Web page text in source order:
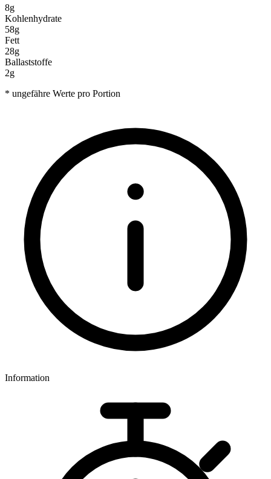
8g
Kohlenhydrate
58g
Fett
28g
Ballaststoffe
2g
* ungefähre Werte pro Portion
Information